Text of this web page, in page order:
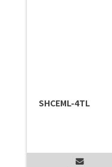
SHCEML-4TL